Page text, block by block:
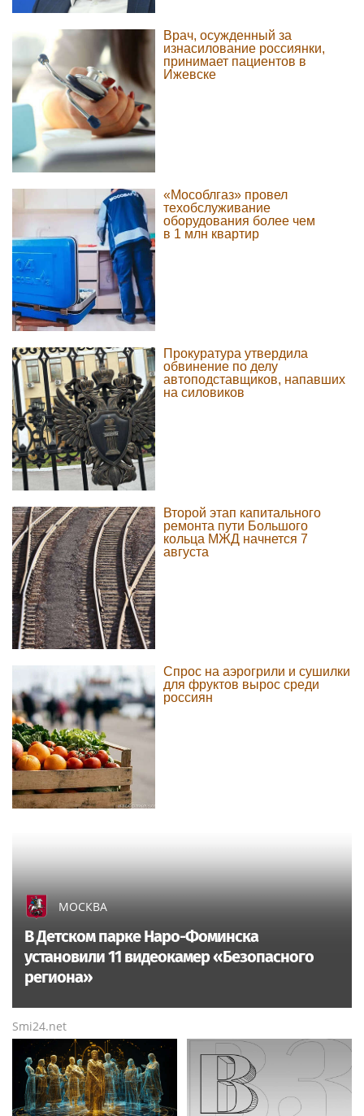
Врач, осужденный за
изнасилование россиянки,
принимает пациентов в
Ижевске
«Мособлгаз» провел
техобслуживание
оборудования более чем
в 1 млн квартир
Прокуратура утвердила
обвинение по делу
автоподставщиков, напавших
на силовиков
Второй этап капитального
ремонта пути Большого
кольца МЖД начнется 7
августа
Спрос на аэрогрили и сушилки
для фруктов вырос среди
россиян
МОСКВА
В Детском парке Наро-Фоминска
установили 11 видеокамер «Безопасного
региона»
Smi24.net